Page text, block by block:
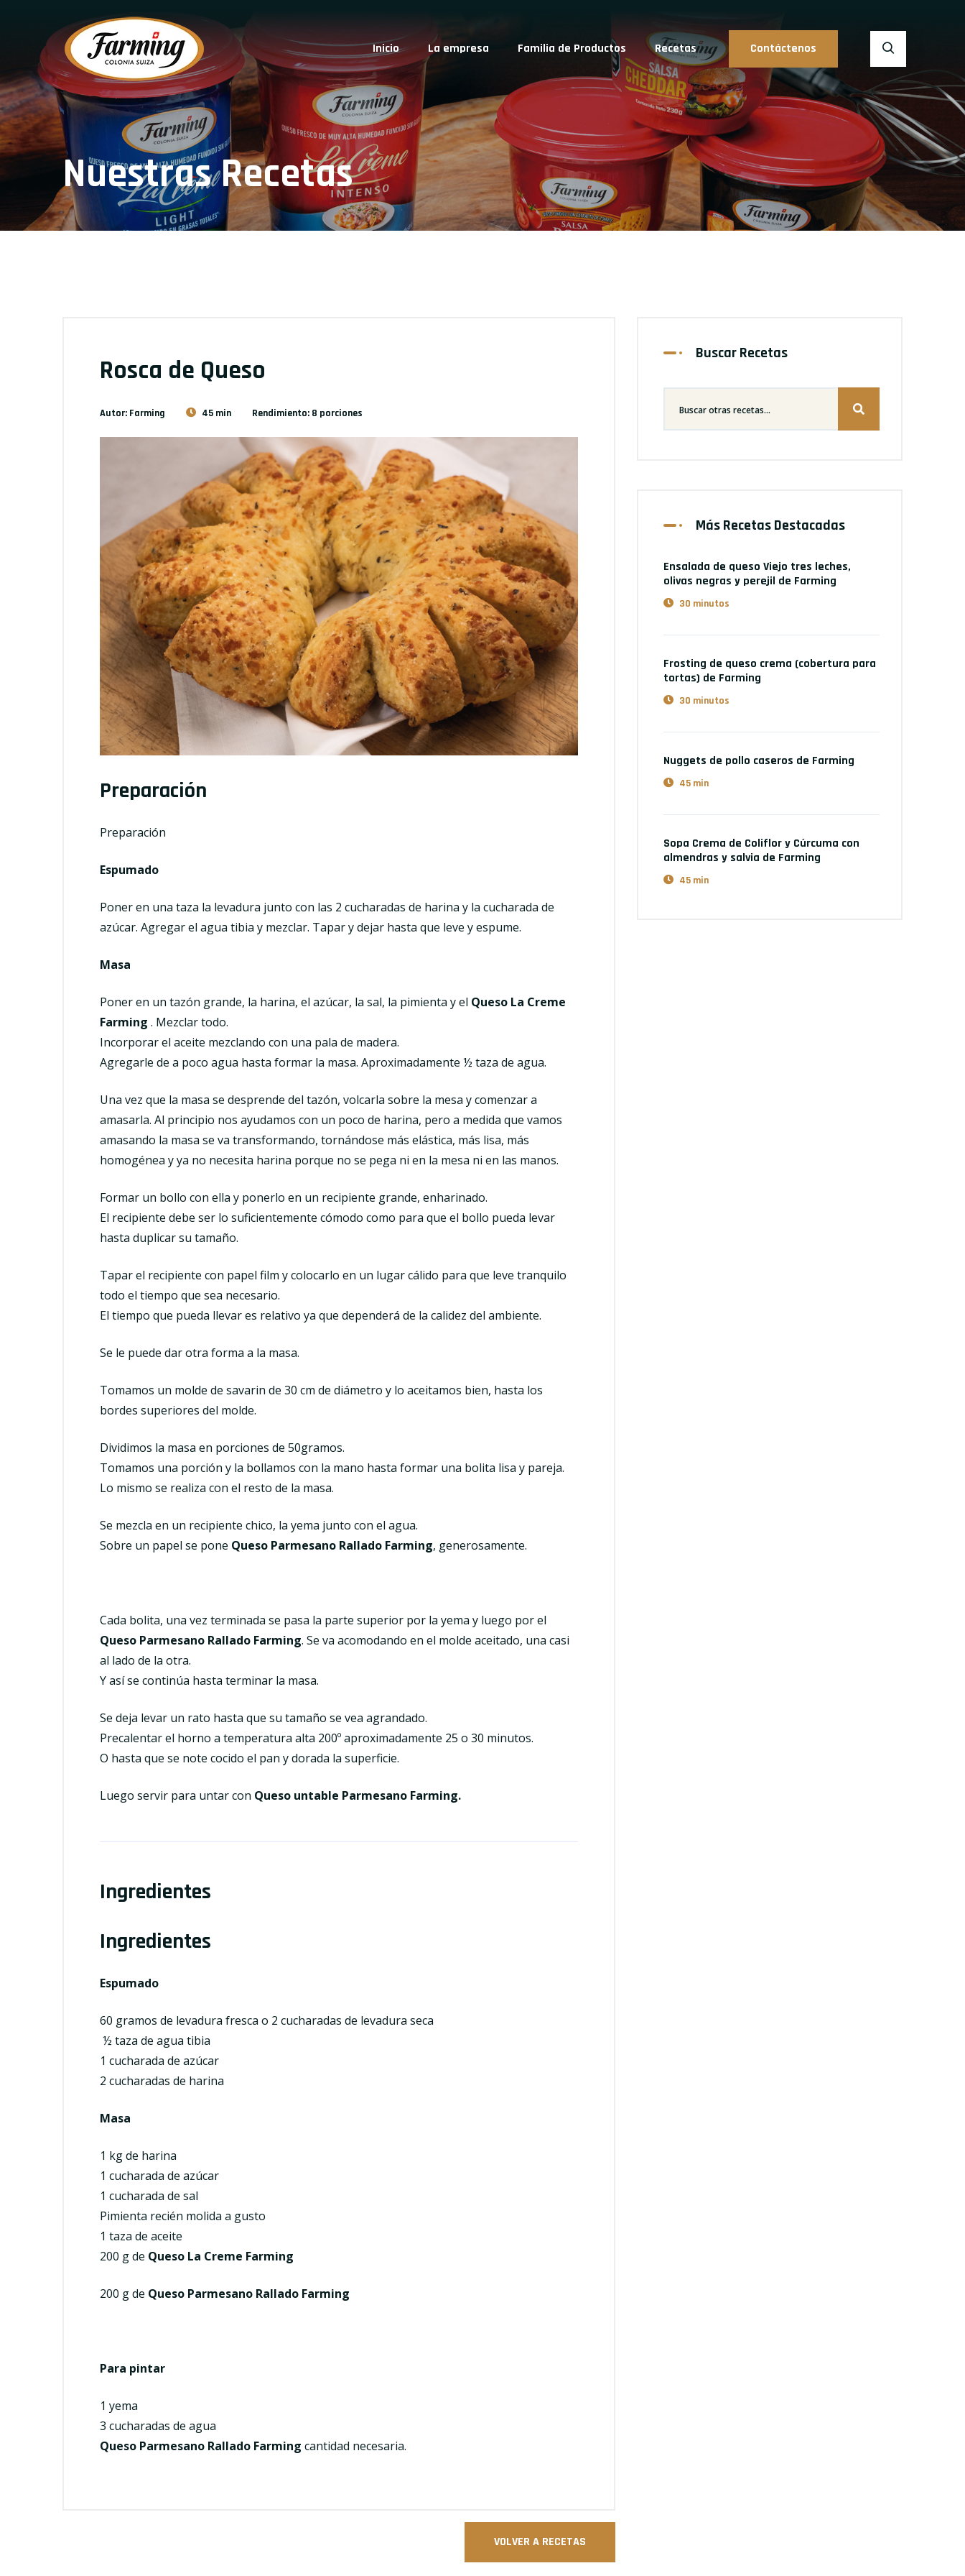
Inicio La empresa Familia de Productos Recetas Contáctenos
Nuestras Recetas
Rosca de Queso
Autor: Farming 45 min Rendimiento: 8 porciones
Preparación
Preparación
Espumado
Poner en una taza la levadura junto con las 2 cucharadas de harina y la cucharada de
azúcar. Agregar el agua tibia y mezclar. Tapar y dejar hasta que leve y espume.
Masa
Poner en un tazón grande, la harina, el azúcar, la sal, la pimienta y el Queso La Creme
Farming . Mezclar todo.
Incorporar el aceite mezclando con una pala de madera.
Agregarle de a poco agua hasta formar la masa. Aproximadamente ½ taza de agua.
Una vez que la masa se desprende del tazón, volcarla sobre la mesa y comenzar a
amasarla. Al principio nos ayudamos con un poco de harina, pero a medida que vamos
amasando la masa se va transformando, tornándose más elástica, más lisa, más
homogénea y ya no necesita harina porque no se pega ni en la mesa ni en las manos.
Formar un bollo con ella y ponerlo en un recipiente grande, enharinado.
El recipiente debe ser lo suficientemente cómodo como para que el bollo pueda levar
hasta duplicar su tamaño.
Tapar el recipiente con papel film y colocarlo en un lugar cálido para que leve tranquilo
todo el tiempo que sea necesario.
El tiempo que pueda llevar es relativo ya que dependerá de la calidez del ambiente.
Se le puede dar otra forma a la masa.
Tomamos un molde de savarin de 30 cm de diámetro y lo aceitamos bien, hasta los
bordes superiores del molde.
Dividimos la masa en porciones de 50gramos.
Tomamos una porción y la bollamos con la mano hasta formar una bolita lisa y pareja.
Lo mismo se realiza con el resto de la masa.
Se mezcla en un recipiente chico, la yema junto con el agua.
Sobre un papel se pone Queso Parmesano Rallado Farming, generosamente.
Cada bolita, una vez terminada se pasa la parte superior por la yema y luego por el
Queso Parmesano Rallado Farming. Se va acomodando en el molde aceitado, una casi
al lado de la otra.
Y así se continúa hasta terminar la masa.
Se deja levar un rato hasta que su tamaño se vea agrandado.
Precalentar el horno a temperatura alta 200º aproximadamente 25 o 30 minutos.
O hasta que se note cocido el pan y dorada la superficie.
Luego servir para untar con Queso untable Parmesano Farming.
Ingredientes
Ingredientes
Espumado
60 gramos de levadura fresca o 2 cucharadas de levadura seca
½ taza de agua tibia
1 cucharada de azúcar
2 cucharadas de harina
Masa
1 kg de harina
1 cucharada de azúcar
1 cucharada de sal
Pimienta recién molida a gusto
1 taza de aceite
200 g de Queso La Creme Farming
200 g de Queso Parmesano Rallado Farming
Para pintar
1 yema
3 cucharadas de agua
Queso Parmesano Rallado Farming cantidad necesaria.
VOLVER A RECETAS
Buscar Recetas
Más Recetas Destacadas
Ensalada de queso Viejo tres leches,
olivas negras y perejil de Farming
30 minutos
Frosting de queso crema (cobertura para
tortas) de Farming
30 minutos
Nuggets de pollo caseros de Farming
45 min
Sopa Crema de Coliflor y Cúrcuma con
almendras y salvia de Farming
45 min